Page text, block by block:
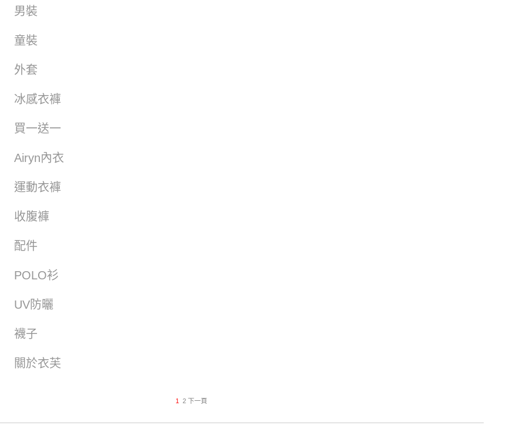
男裝
童裝
外套
冰感衣褲
買一送一
Airyn內衣
運動衣褲
收腹褲
配件
POLO衫
UV防曬
襪子
關於衣芙
1 2下一頁